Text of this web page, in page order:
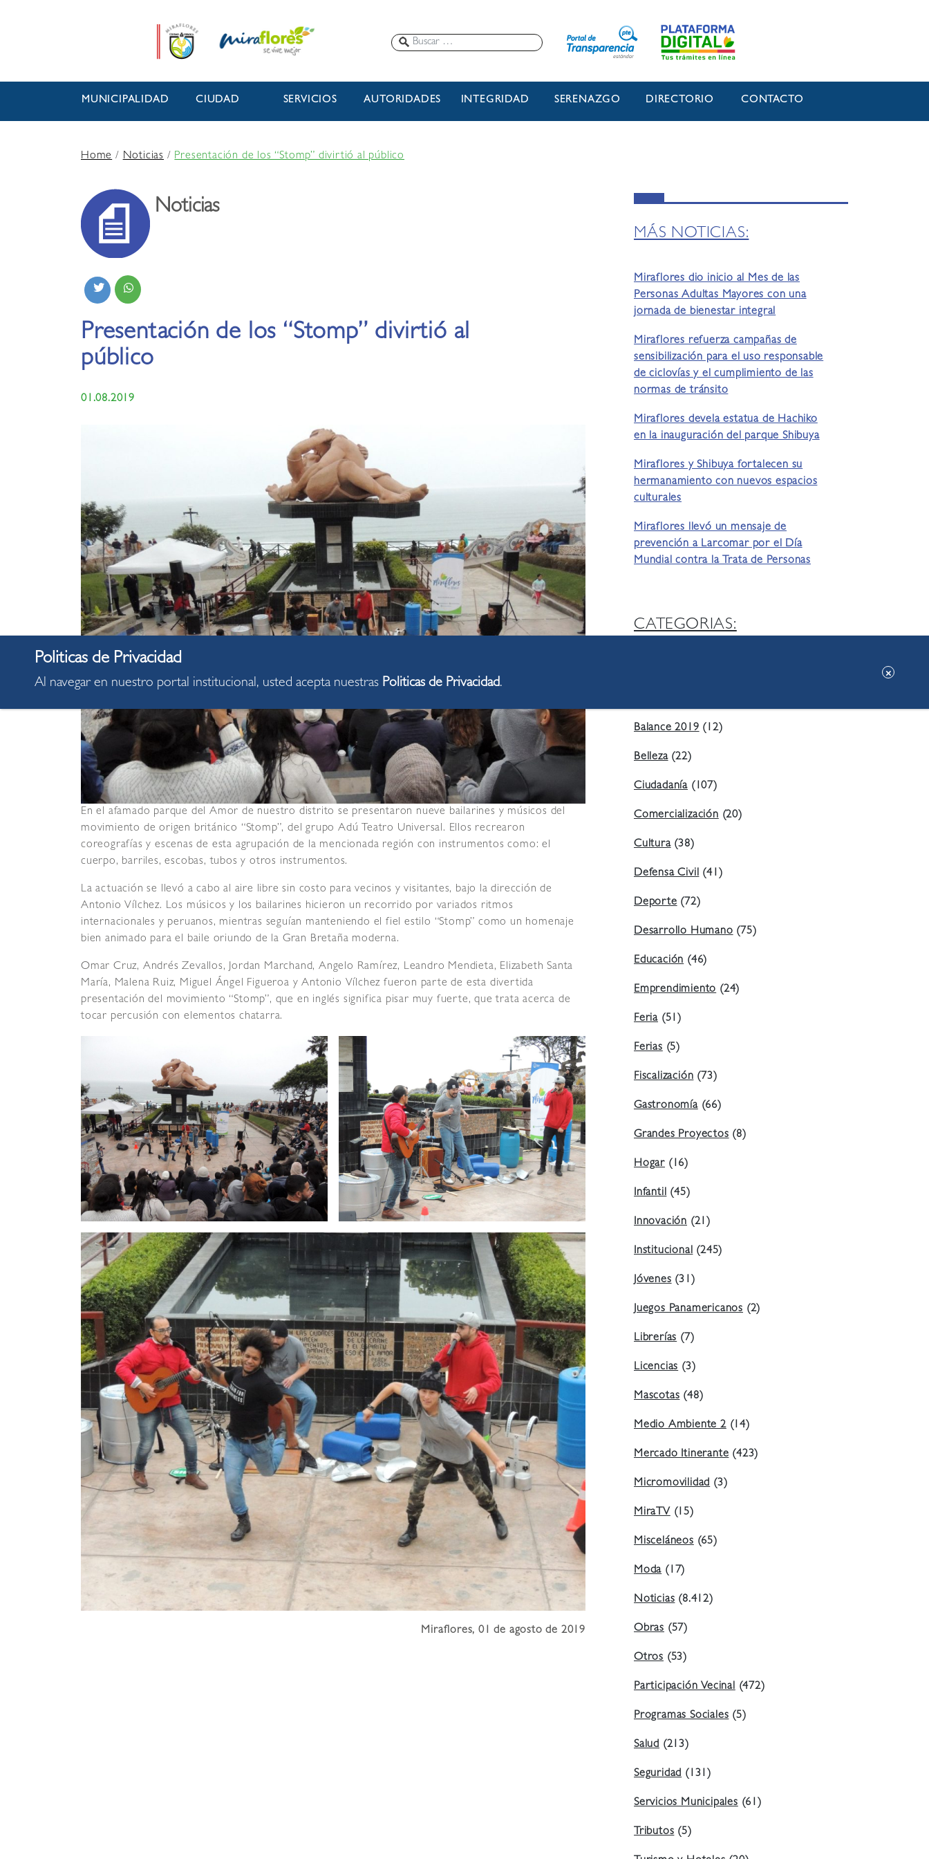
MUNICIPALIDAD CIUDAD SERVICIOS AUTORIDADES INTEGRIDAD SERENAZGO DIRECTORIO CONTACTO
Home/Noticias /Presentación de los “Stomp” divirtió al público
Noticias
Presentación de los “Stomp” divirtió al
público
01.08.2019
En el afamado parque del Amor de nuestro distrito se presentaron nueve bailarines y músicos del
movimiento de origen británico “Stomp”, del grupo Adú Teatro Universal. Ellos recrearon
coreografías y escenas de esta agrupación de la mencionada región con instrumentos como: el
cuerpo, barriles, escobas, tubos y otros instrumentos.
La actuación se llevó a cabo al aire libre sin costo para vecinos y visitantes, bajo la dirección de
Antonio Vílchez. Los músicos y los bailarines hicieron un recorrido por variados ritmos
internacionales y peruanos, mientras seguían manteniendo el fiel estilo “Stomp” como un homenaje
bien animado para el baile oriundo de la Gran Bretaña moderna.
Omar Cruz, Andrés Zevallos, Jordan Marchand, Angelo Ramírez, Leandro Mendieta, Elizabeth Santa
María, Malena Ruiz, Miguel Ángel Figueroa y Antonio Vílchez fueron parte de esta divertida
presentación del movimiento “Stomp”, que en inglés significa pisar muy fuerte, que trata acerca de
tocar percusión con elementos chatarra.
Miraflores, 01 de agosto de 2019
MÁS NOTICIAS:
Miraflores dio inicio al Mes de las
Personas Adultas Mayores con una
jornada de bienestar integral
Miraflores refuerza campañas de
sensibilización para el uso responsable
de ciclovías y el cumplimiento de las
normas de tránsito
Miraflores devela estatua de Hachiko
en la inauguración del parque Shibuya
Miraflores y Shibuya fortalecen su
hermanamiento con nuevos espacios
culturales
Miraflores llevó un mensaje de
prevención a Larcomar por el Día
Mundial contra la Trata de Personas
CATEGORIAS:
Balance 2019(12)
Belleza(22)
Ciudadanía (107)
Comercialización(20)
Cultura(38)
Defensa Civil(41)
Deporte(72)
Desarrollo Humano(75)
Educación(46)
Emprendimiento(24)
Feria (51)
Ferias(5)
Fiscalización(73)
Gastronomía(66)
Grandes Proyectos(8)
Hogar (16)
Infantil(45)
Innovación (21)
Institucional(245)
Jóvenes(31)
Juegos Panamericanos (2)
Librerías(7)
Licencias(3)
Mascotas(48)
Medio Ambiente 2(14)
Mercado Itinerante(423)
Micromovilidad(3)
MiraTV(15)
Misceláneos(65)
Moda(17)
Noticias(8.412)
Obras (57)
Otros (53)
Participación Vecinal(472)
Programas Sociales(5)
Salud (213)
Seguridad(131)
Servicios Municipales(61)
Tributos(5)
Al navegar en nuestro portal institucional, usted acepta nuestras Politicas de Privacidad.